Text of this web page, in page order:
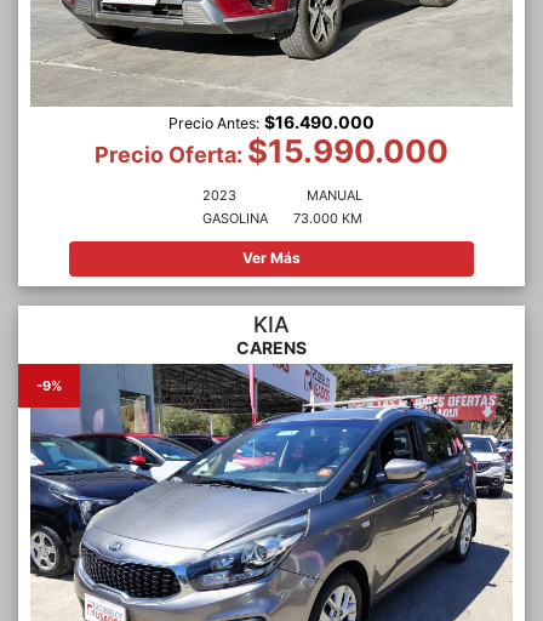
Precio Antes: $16.490.000
Precio Oferta: $15.990.000
2023
GASOLINA
MANUAL
73.000 KM
Ver Más
KIA
CARENS
-9%